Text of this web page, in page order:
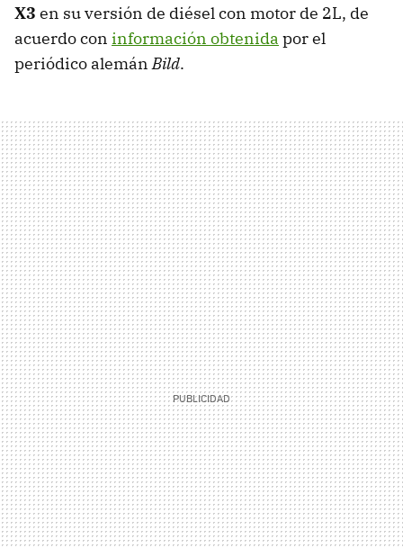
X3 en su versión de diésel con motor de 2L, de
acuerdo con información obtenida por el
periódico alemánBild.